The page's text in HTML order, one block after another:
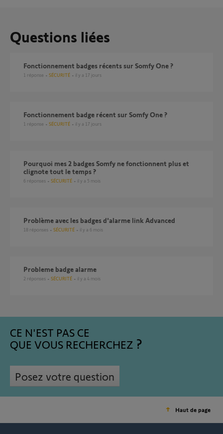
Questions liées
Fonctionnement badges récents sur Somfy One ?
1 réponse SÉCURITÉ il y a 17 jours
Fonctionnement badge récent sur Somfy One ?
1 réponse SÉCURITÉ il y a 17 jours
Pourquoi mes 2 badges Somfy ne fonctionnent plus et
clignote tout le temps ?
6 réponses SÉCURITÉ il y a 5 mois
Problème avec les badges d'alarme link Advanced
18 réponses SÉCURITÉ il y a 6 mois
probleme badge alarme
2 réponses SÉCURITÉ il y a 4 mois
CE N'EST PAS CE
QUE VOUS RECHERCHEZ
Posez votre question
Haut de page